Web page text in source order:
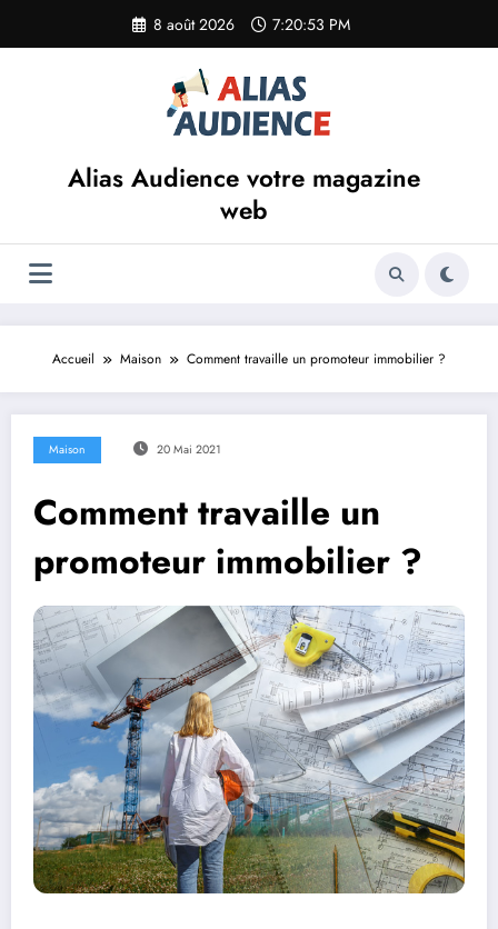
contenu
8 août 2026 7:20:54 PM
Alias Audience votre magazine
web
Accueil Maison Comment travaille un promoteur immobilier ?
Maison 20 Mai 2021
Comment travaille un
promoteur immobilier ?